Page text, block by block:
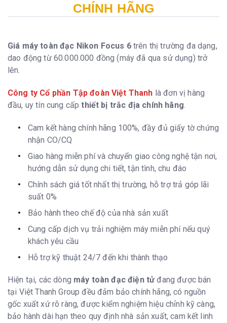
CHÍNH HÃNG
Giá máy toàn đạc Nikon Focus 6 trên thị trường đa dạng,
dao động từ 60.000.000 đồng (máy đã qua sử dụng) trở
lên.
Công ty Cổ phần Tập đoàn Việt Thanh là đơn vị hàng
đầu, uy tín cung cấpthiết bị trắc địa chính hãng
Cam kết hàng chính hãng 100%, đầy đủ giấy tờ chứng
nhận CO/CQ
Giao hàng miễn phí và chuyển giao công nghệ tận nơi,
hướng dẫn sử dụng chi tiết, tận tình, chu đáo
Chính sách giá tốt nhất thị trường, hỗ trợ trả góp lãi
suất 0%
Bảo hành theo chế độ của nhà sản xuất
Cung cấp dịch vụ trải nghiệm máy miễn phí nếu quý
khách yêu cầu
Hỗ trợ kỹ thuật 24/7 đến khi thành thạo
Hiện tại, các dòng máy toàn đạc điện tửđang được bán
tại Việt Thanh Group đều đảm bảo chính hãng, có nguồn
gốc xuất xứ rõ ràng, được kiểm nghiệm hiệu chỉnh kỹ càng,
bảo hành dài hạn theo quy định nhà sản xuất, cam kết linh